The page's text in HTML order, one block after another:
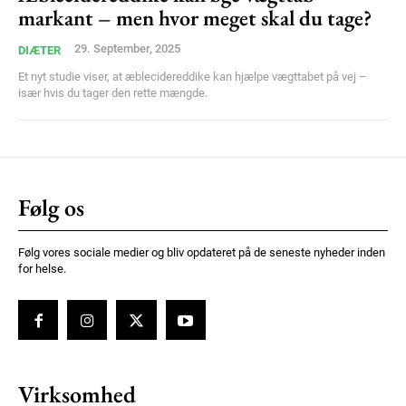
markant – men hvor meget skal du tage?
DIÆTER 29. September, 2025
Et nyt studie viser, at æblecidereddike kan hjælpe vægttabet på vej –
især hvis du tager den rette mængde.
Følg os
Følg vores sociale medier og bliv opdateret på de seneste nyheder inden
for helse.
Virksomhed